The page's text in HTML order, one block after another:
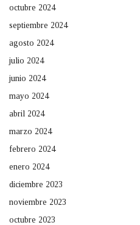
octubre 2024
septiembre 2024
agosto 2024
julio 2024
junio 2024
mayo 2024
abril 2024
marzo 2024
febrero 2024
enero 2024
diciembre 2023
noviembre 2023
octubre 2023